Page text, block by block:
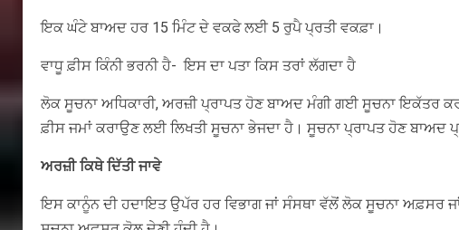
ਇਕ ਘੰਟੇ ਬਾਅਦ ਹਰ 15 ਮਿੰਟ ਦੇ ਵਕਫੇ ਲਈ 5 ਰੁਪੈ ਪ੍ਰਤੀ ਵਕਫ਼ਾ।
ਵਾਧੂ ਫ਼ੀਸ ਕਿੰਨੀ ਭਰਨੀ ਹੈ- ਇਸ ਦਾ ਪਤਾ ਕਿਸ ਤਰਾਂ ਲੱਗਦਾ ਹੈ
ਲੋਕ ਸੂਚਨਾ ਅਧਿਕਾਰੀ, ਅਰਜ਼ੀ ਪ੍ਰਾਪਤ ਹੋਣ ਬਾਅਦ ਮੰਗੀ ਗਈ ਸੂਚਨਾ ਇਕੱਤਰ
ਫ਼ੀਸ ਜਮਾਂ ਕਰਾਉਣ ਲਈ ਲਿਖਤੀ ਸੂਚਨਾ ਭੇਜਦਾ ਹੈ। ਸੂਚਨਾ ਪ੍ਰਾਪਤ ਹੋਣ ਬਾਅਦ
ਅਰਜ਼ੀ ਕਿਥੇ ਦਿੱਤੀ ਜਾਵੇ
ਇਸ ਕਾਨੂੰਨ ਦੀ ਹਦਾਇਤ ਉਪੱਰ ਹਰ ਵਿਭਾਗ ਜਾਂ ਸੰਸਥਾ ਵੱਲੋਂ ਲੋਕ ਸੂਚਨਾ